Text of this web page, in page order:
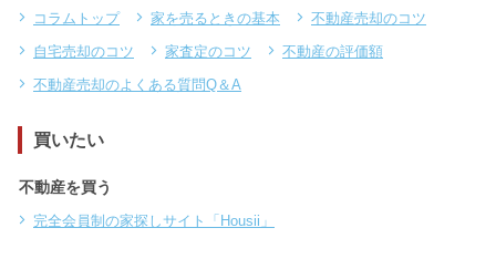
コラムトップ 家を売るときの基本
不動産売却のコツ
自宅売却のコツ
家査定のコツ
不動産の評価額
不動産売却のよくある質問Q＆A
買いたい
不動産を買う
完全会員制の家探しサイト「Housii」